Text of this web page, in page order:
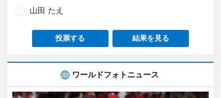
山田 たえ
投票する 結果を見る
ワールドフォトニュース